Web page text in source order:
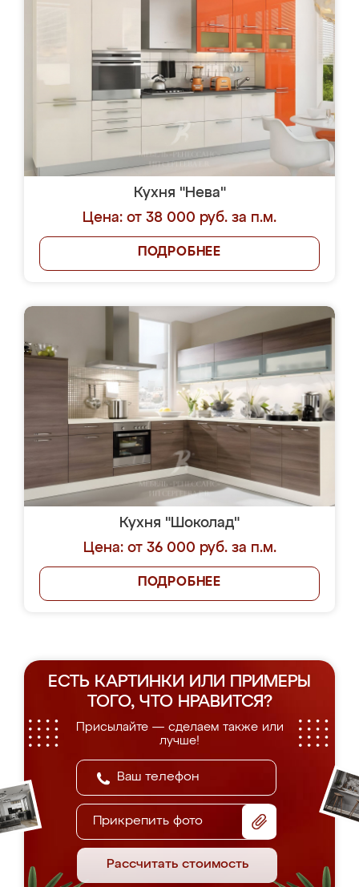
Кухня "Нева"
Цена: от 38 000 руб. за п.м.
ПОДРОБНЕЕ
Кухня "Шоколад"
Цена: от 36 000 руб. за п.м.
ПОДРОБНЕЕ
ЕСТЬ КАРТИНКИ ИЛИ ПРИМЕРЫ
ТОГО, ЧТО НРАВИТСЯ?
Присылайте — сделаем также или
лучше!
Прикрепить фото
Рассчитать стоимость